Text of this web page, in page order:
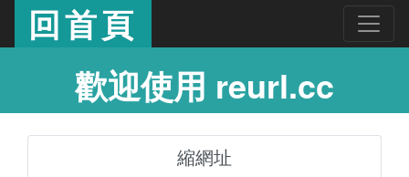
回首頁
歡迎使用 reurl.cc
縮網址